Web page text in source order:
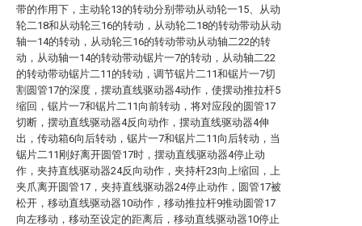
带的作用下，主动轮13的转动分别带动从动轮一15、从动
轮二18和从动轮三16的转动，从动轮二18的转动带动从动
轴一14的转动，从动轮三16的转动带动从动轴二22的转
动，从动轴一14的转动带动锯片一7的转动，从动轴二22
的转动带动锯片二11的转动，调节锯片二11和锯片一7切
割圆管17的深度，摆动直线驱动器4动作，使摆动推拉杆5
缩回，锯片一7和锯片二11向前转动，将对应段的圆管17
切断，摆动直线驱动器4反向动作，摆动直线驱动器4伸
出，传动箱6向后转动，锯片一7和锯片二11向后转动，当
锯片二11刚好离开圆管17时，摆动直线驱动器4停止动
作，夹持直线驱动器24反向动作，夹持杆23向上缩回，上
夹爪离开圆管17，夹持直线驱动器24停止动作，圆管17被
松开，移动直线驱动器10动作，移动推拉杆9推动圆管17
向左移动，移动至设定的距离后，移动直线驱动器10停止